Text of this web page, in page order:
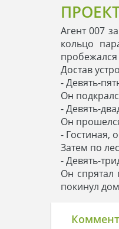
Агент 007
кольцо
Достав
- Девять-
Он
- Девять-
Он
- Гостиная,
Затем по
- Девять-
Он спрятал
покинул